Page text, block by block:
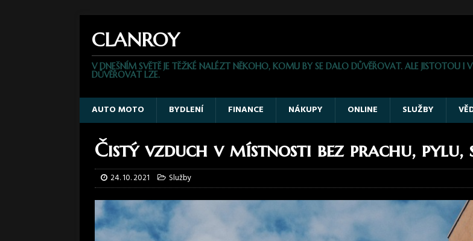
CLANROY
V DNEŠNÍM SVĚTĚ JE TĚŽKÉ NALÉZT NĚKOHO, KOMU BY SE DALO DŮVĚŘOVAT. ALE JISTOTOU
DŮVĚŘOVAT LZE.
AUTO MOTO BYDLENÍ FINANCE NÁKUPY ONLINE SLUŽBY
Čistý vzduch v místnosti bez prachu,
24. 10. 2021 Služby